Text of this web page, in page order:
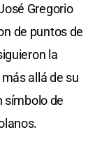
Gregorio
de puntos de
la
allá de su
símbolo de